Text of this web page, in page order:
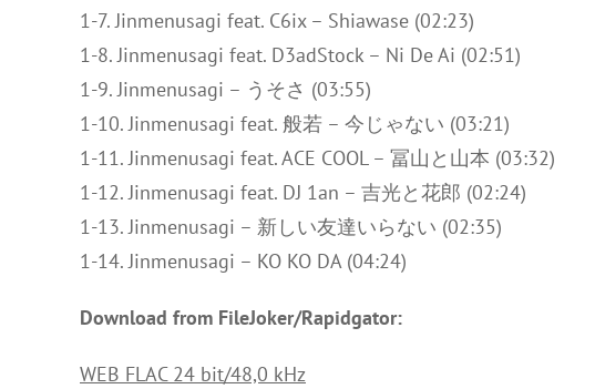
1-7. Jinmenusagi feat. C6ix – Shiawase (02:23)
1-8. Jinmenusagi feat. D3adStock – Ni De Ai (02:51)
1-9. Jinmenusagi – うそさ (03:55)
1-10. Jinmenusagi feat. 般若 – 今じゃない (03:21)
1-11. Jinmenusagi feat. ACE COOL – 冨山と山本 (03:32)
1-12. Jinmenusagi feat. DJ 1an – 吉光と花郎 (02:24)
1-13. Jinmenusagi – 新しい友達いらない (02:35)
1-14. Jinmenusagi – KO KO DA (04:24)
Download from FileJoker/Rapidgator:
WEB FLAC 24 bit/48,0 kHz